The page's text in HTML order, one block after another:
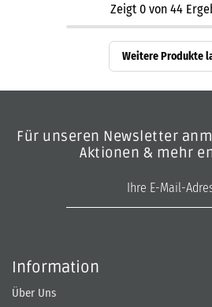
Zeigt 0von 44
Weitere Produkte
Für unseren Newsletter
Aktionen & mehr
Information
Über Uns